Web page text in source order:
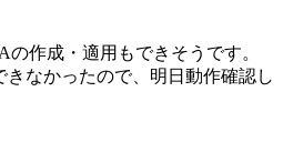
の作成・適用もできそうです。
なかったので、明日動作確認し